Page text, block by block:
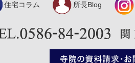
住宅コラム 所長Blog